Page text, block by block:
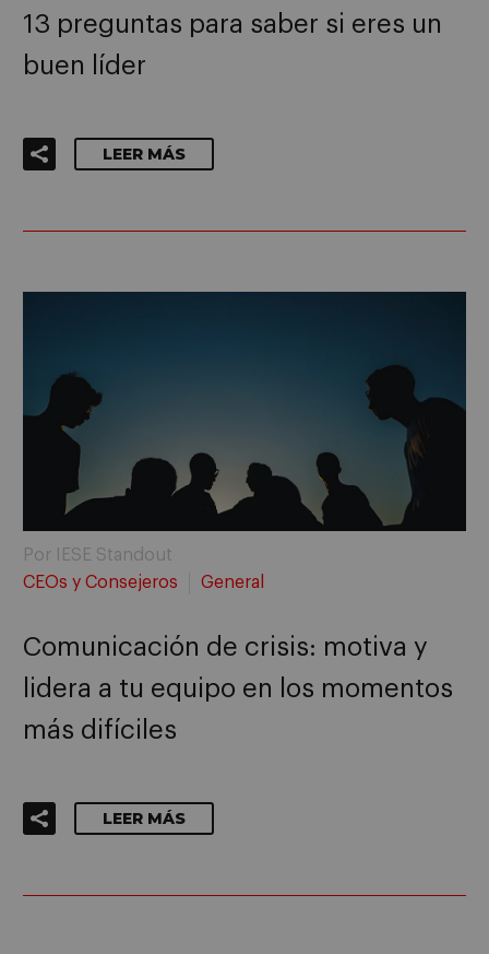
13 preguntas para saber si eres un
buen líder
LEER MÁS
Por IESE Standout
CEOs y Consejeros
General
Comunicación de crisis: motiva y
lidera a tu equipo en los momentos
más difíciles
LEER MÁS